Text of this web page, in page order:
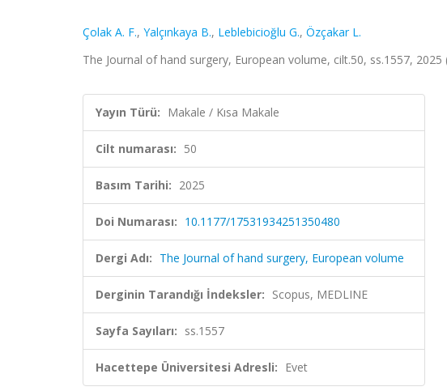
Çolak A. F., Yalçınkaya B., Leblebicioğlu G., Özçakar L.
The Journal of hand surgery, European volume, cilt.50, ss.1557, 2025
Yayın Türü: Makale / Kısa Makale
Cilt numarası: 50
Basım Tarihi: 2025
Doi Numarası: 10.1177/17531934251350480
Dergi Adı: The Journal of hand surgery, European volume
Derginin Tarandığı İndeksler: Scopus, MEDLINE
Sayfa Sayıları: ss.1557
Hacettepe Üniversitesi Adresli: Evet